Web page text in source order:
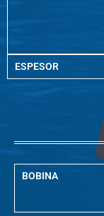
ESPESOR
BOBINA